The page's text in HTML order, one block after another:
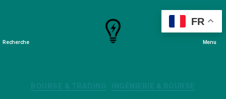
Recherche Menu
FR